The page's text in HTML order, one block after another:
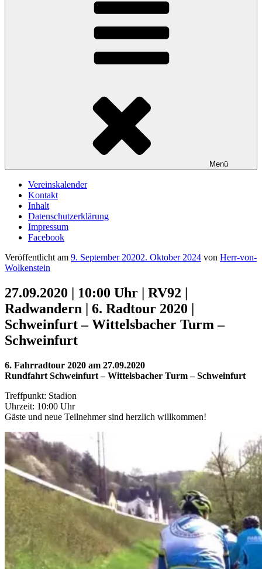
Menü
Vereinskalender
Kontakt
Inhalt
Datenschutzerklärung
Impressum
Facebook
Veröffentlicht am 9. September 20202. Oktober 2024 von Herr-von-
Wolkenstein
27.09.2020 | 10:00 Uhr | RV92 |
Radwandern | 6. Radtour 2020 |
Schweinfurt – Wittelsbacher Turm –
Schweinfurt
6. Fahrradtour 2020 am 27.09.2020
Rundfahrt Schweinfurt – Wittelsbacher Turm – Schweinfurt
Treffpunkt: Stadion
Uhrzeit: 10:00 Uhr
Gäste und neue Teilnehmer sind herzlich willkommen!